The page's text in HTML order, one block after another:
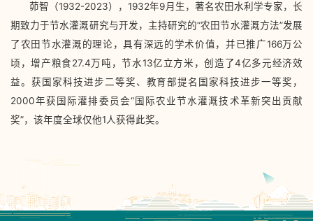
茆智（1932-2023），1932年9月生，著名农田水利学专家，长
期致力于节水灌溉研究与开发，主持研究的“农田节水灌溉方法”发展
了农田节水灌溉的理论，具有深远的学术价值，并已推广166万公
顷，增产粮食27.4万吨，节水13亿立方米，创造了4亿多元经济效
益。获国家科技进步二等奖、教育部提名国家科技进步一等奖，
2000年获国际灌排委员会“国际农业节水灌溉技术革新突出贡献
奖”，该年度全球仅他1人获得此奖。